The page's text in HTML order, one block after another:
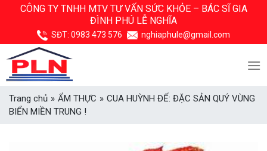
CÔNG TY TNHH MTV TƯ VẤN SỨC KHỎE – BÁC SĨ GIA
ĐÌNH PHÚ LỄ NGHĨA
SĐT: 0983 473 576 nghiaphule@gmail.com
Trang chủ » ẨM THỰC » CUA HUỲNH ĐẾ: ĐẶC SẢN QUÝ VÙNG
BIỂN MIỀN TRUNG !